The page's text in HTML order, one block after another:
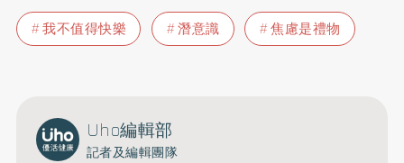
我不值得快樂 潛意識 焦慮是禮物
Uho編輯部
記者及編輯團隊